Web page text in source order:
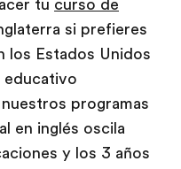
tu curso de
si prefieres
los Estados Unidos
educativo
programas
en inglés oscila
y los 3 años